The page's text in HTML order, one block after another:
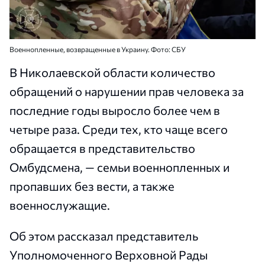
Военнопленные, возвращенные в Украину. Фото: СБУ
В Николаевской области количество
обращений о нарушении прав человека за
последние годы выросло более чем в
четыре раза. Среди тех, кто чаще всего
обращается в представительство
Омбудсмена, — семьи военнопленных и
пропавших без вести, а также
военнослужащие.
Об этом рассказал представитель
Уполномоченного Верховной Рады